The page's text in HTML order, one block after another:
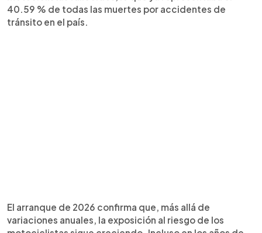
40.59 % de todas las muertes por accidentes de
tránsito en el país.
El arranque de 2026 confirma que, más allá de
variaciones anuales, la exposición al riesgo de los